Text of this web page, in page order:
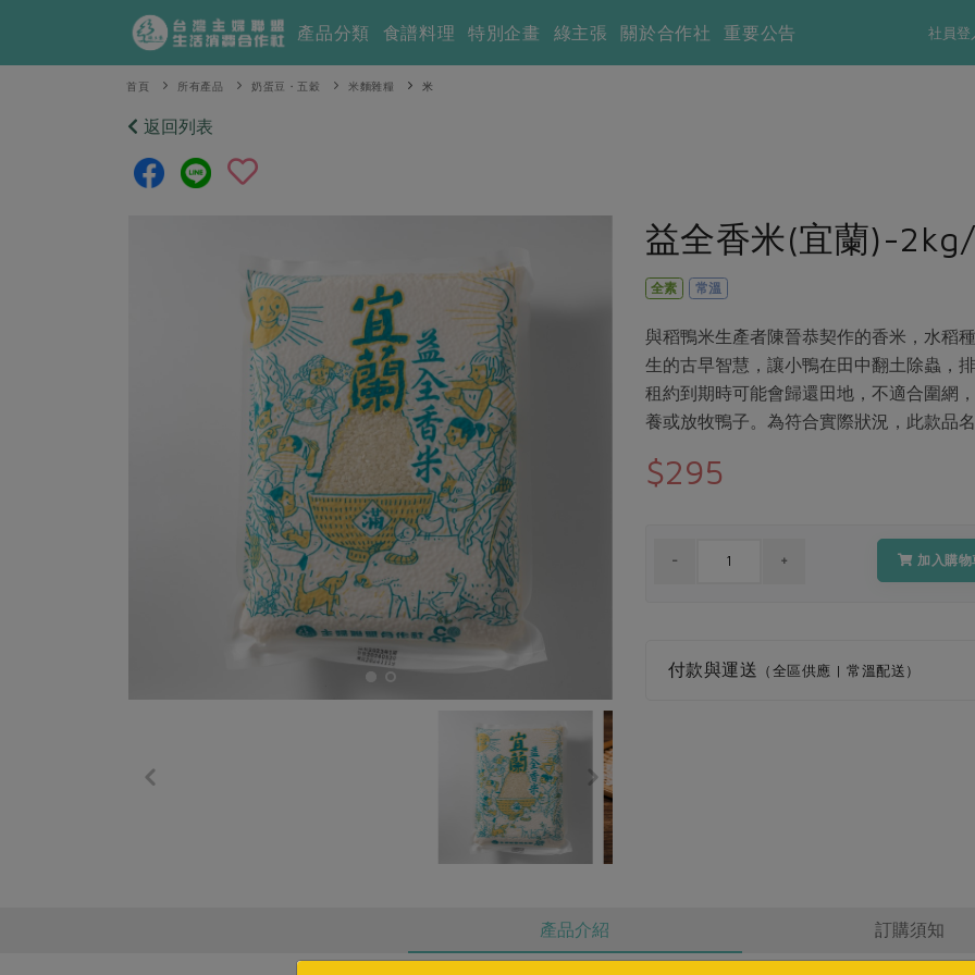
社員登
產品分類 食譜料理 特別企畫 綠主張 關於合作社 重要公告
首頁 所有產品 奶蛋豆・五穀 米麵雜糧 米
返回列表
益全香米(宜蘭)-
全素 常溫
與稻鴨米生產者陳晉恭契作的香米，水稻
生的古早智慧，讓小鴨在田中翻土除蟲，
租約到期時可能會歸還田地，不適合圍網
養或放牧鴨子。為符合實際狀況，此款品
$295
加入購物
付款與運送 （全區供應 | 常溫配送）
產品介紹 訂購須知